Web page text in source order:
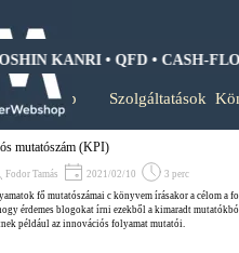
KANRI • QFD • CASH-FLOW
Kezdőlap
Szolgáltatások
mutatószám (KPI)
Fodor Tamás 2021/02/10
3 perc
fő mutatószámai c könyvem írásakor a célom a
érdemes blogokat írni ezekből a kimaradt
például az innovációs folyamat mutatói.